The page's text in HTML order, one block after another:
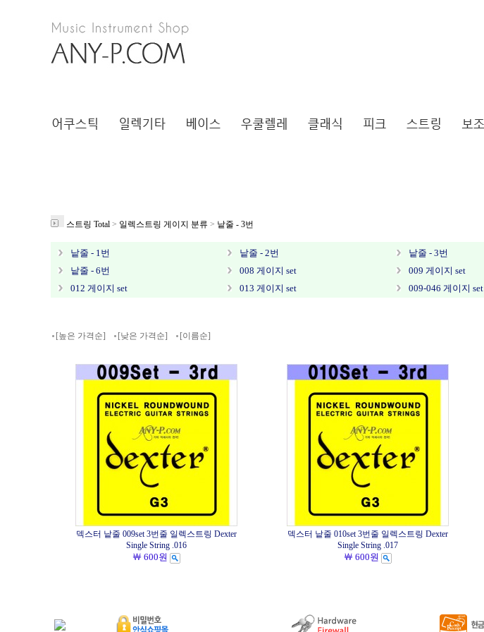
스트링 Total > 일렉스트링 게이지 분류 > 낱줄 - 3번
낱줄 - 1번 낱줄 - 2번 낱줄 - 3번
낱줄 - 6번
008 게이지 set 009 게이지 set
012 게이지 set
013 게이지 set 009-046 게이지 set
[높은 가격순] [낮은 가격순] [이름순]
덱스터 낱줄 009set 3번줄 일렉스트링 Dexter
Single String .016
￦ 600원
덱스터 낱줄 010set 3번줄 일렉스트링 Dexter
Single String .017
￦ 600원